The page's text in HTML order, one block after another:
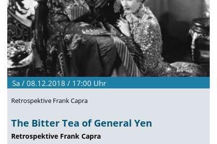
Sa / 08.12.2018 / 17:00 Uhr
Retrospektive Frank Capra
The Bitter Tea of General Yen
Retrospektive Frank Capra